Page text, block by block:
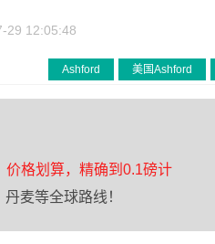
29 12:05:48
Ashford 美国Ashford
价格划算，精确到0.1磅计
麦等全球路线！